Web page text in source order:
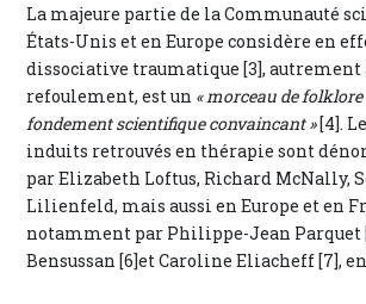
La majeure partie de la Communauté
États-Unis et en Europe considère en
dissociative traumatique [3], autrement
refoulement, est un « morceau de
fondement scientifique convaincant »[4].
induits retrouvés en thérapie sont
par Elizabeth Loftus, Richard McNally,
Lilienfeld, mais aussi en Europe et en
notamment par Philippe-Jean Parquet
Bensussan [6]et Caroline Eliacheff [7],